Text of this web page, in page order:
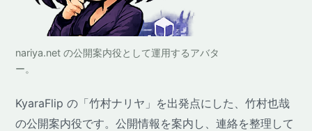
nariya.net の公開案内役として運用するアバタ
ー。
KyaraFlip の「竹村ナリヤ」を出発点にした、竹村也哉
の公開案内役です。公開情報を案内し、連絡を整理して